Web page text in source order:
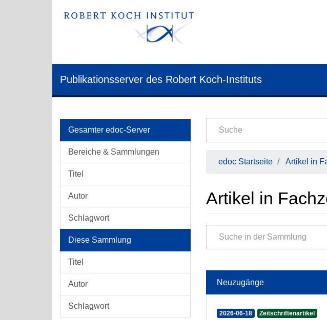
Publikationsserver des Robert Koch-Instituts
Gesamter edoc-Server
Bereiche & Sammlungen
Titel
Autor
Schlagwort
Diese Sammlung
Titel
Autor
Schlagwort
edoc Startseite Artikel in
Artikel in
Neuzugänge
2026-06-18 Zeitschriftenartikel